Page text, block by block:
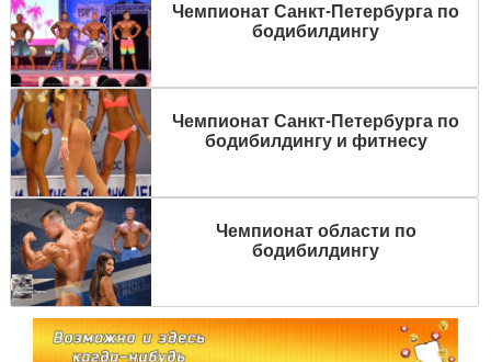
Чемпионат Санкт-Петербурга по
бодибилдингу
Чемпионат Санкт-Петербурга по
бодибилдингу и фитнесу
Чемпионат области по
бодибилдингу